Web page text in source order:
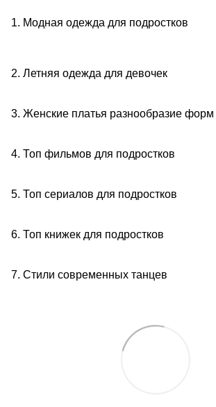
1. Модная одежда для подростков
2. Летняя одежда для девочек
3. Женские платья разнообразие
4. Топ фильмов для подростков
5. Топ сериалов для подростков
6. Топ книжек для подростков
7. Стили современных танцев